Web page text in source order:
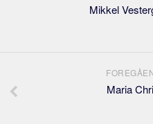
Mikkel
Maria